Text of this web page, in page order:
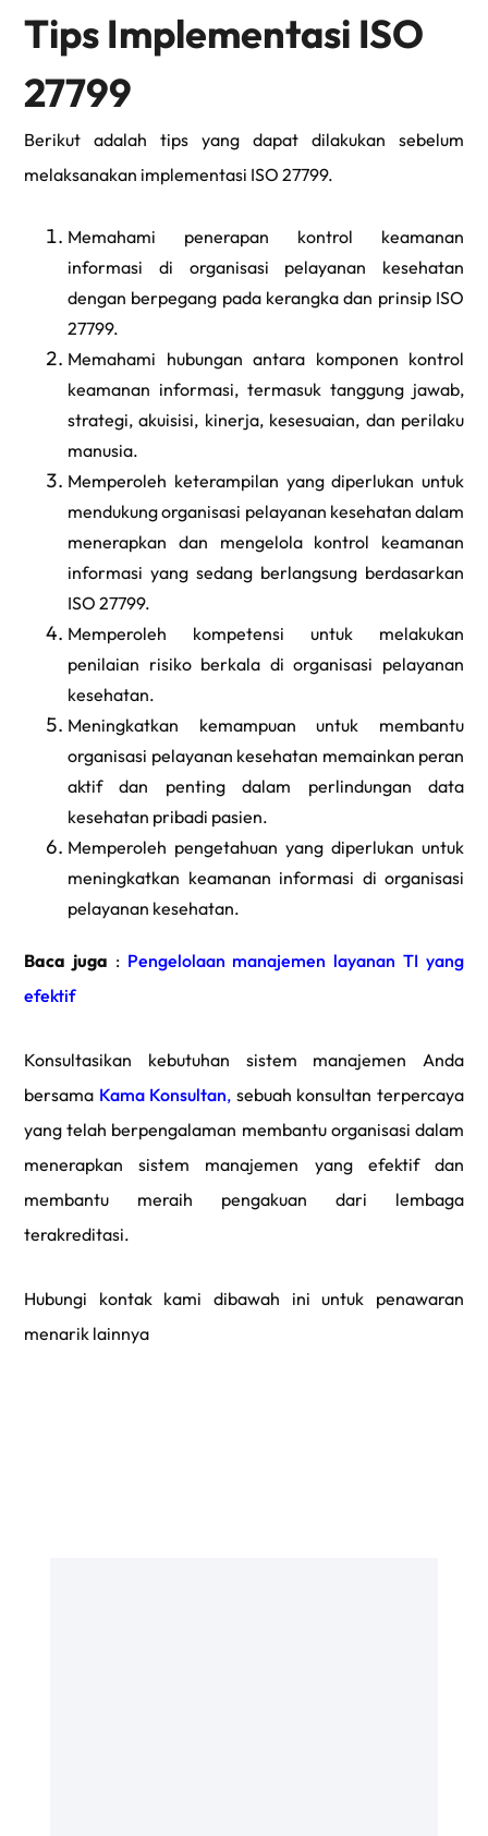
Tips Implementasi ISO
27799
Berikut adalah tips yang dapat dilakukan sebelum
melaksanakan implementasi ISO 27799.
Memahami penerapan kontrol keamanan
informasi di organisasi pelayanan kesehatan
dengan berpegang pada kerangka dan prinsip ISO
27799.
Memahami hubungan antara komponen kontrol
keamanan informasi, termasuk tanggung jawab,
strategi, akuisisi, kinerja, kesesuaian, dan perilaku
manusia.
Memperoleh keterampilan yang diperlukan untuk
mendukung organisasi pelayanan kesehatan dalam
menerapkan dan mengelola kontrol keamanan
informasi yang sedang berlangsung berdasarkan
ISO 27799.
Memperoleh kompetensi untuk melakukan
penilaian risiko berkala di organisasi pelayanan
kesehatan.
Meningkatkan kemampuan untuk membantu
organisasi pelayanan kesehatan memainkan peran
aktif dan penting dalam perlindungan data
kesehatan pribadi pasien.
Memperoleh pengetahuan yang diperlukan untuk
meningkatkan keamanan informasi di organisasi
pelayanan kesehatan.
Baca juga : Pengelolaan manajemen layanan TI yang
efektif
Konsultasikan kebutuhan sistem manajemen Anda
bersama Kama Konsultan, sebuah konsultan terpercaya
yang telah berpengalaman membantu organisasi dalam
menerapkan sistem manajemen yang efektif dan
membantu meraih pengakuan dari lembaga
terakreditasi.
Hubungi kontak kami dibawah ini untuk penawaran
menarik lainnya